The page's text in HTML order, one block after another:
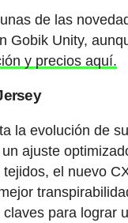
de las
Gobik Unity,
y precios aquí.
la evolución de
ajuste
el nuevo
para lograr